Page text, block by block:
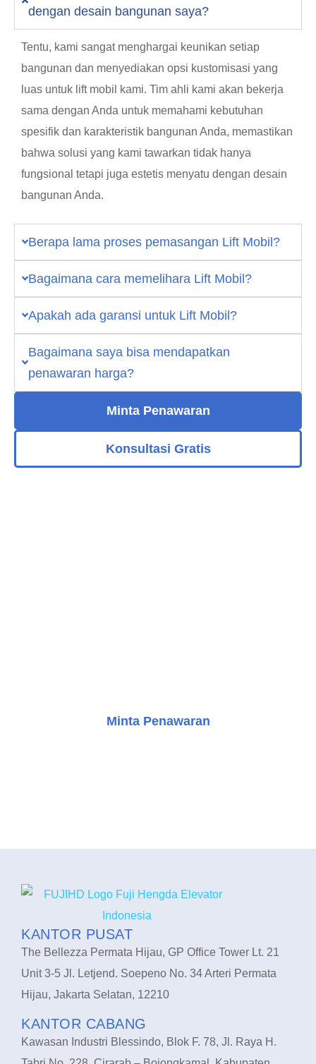
dengan desain bangunan saya?
Tentu, kami sangat menghargai keunikan setiap
bangunan dan menyediakan opsi kustomisasi yang
luas untuk lift mobil kami. Tim ahli kami akan bekerja
sama dengan Anda untuk memahami kebutuhan
spesifik dan karakteristik bangunan Anda, memastikan
bahwa solusi yang kami tawarkan tidak hanya
fungsional tetapi juga estetis menyatu dengan desain
bangunan Anda.
Berapa lama proses pemasangan Lift Mobil?
Bagaimana cara memelihara Lift Mobil?
Apakah ada garansi untuk Lift Mobil?
Bagaimana saya bisa mendapatkan
penawaran harga?
Minta Penawaran
Konsultasi Gratis
Minta Penawaran
KANTOR PUSAT
The Bellezza Permata Hijau, GP Office Tower Lt. 21
Unit 3-5 Jl. Letjend. Soepeno No. 34 Arteri Permata
Hijau, Jakarta Selatan, 12210
KANTOR CABANG
Kawasan Industri Blessindo, Blok F. 78, Jl. Raya H.